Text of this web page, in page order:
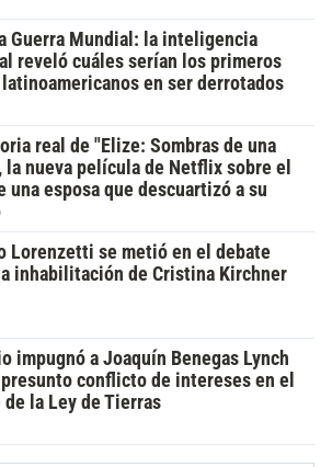
Guerra Mundial: la inteligencia
reveló cuáles serían los primeros
en ser derrotados
real de "Elize: Sombras de una
la nueva película de Netflix sobre el
una esposa que descuartizó a su
Lorenzetti se metió en el debate
inhabilitación de Cristina Kirchner
impugnó a Joaquín Benegas Lynch
conflicto de intereses en el
de la Ley de Tierras